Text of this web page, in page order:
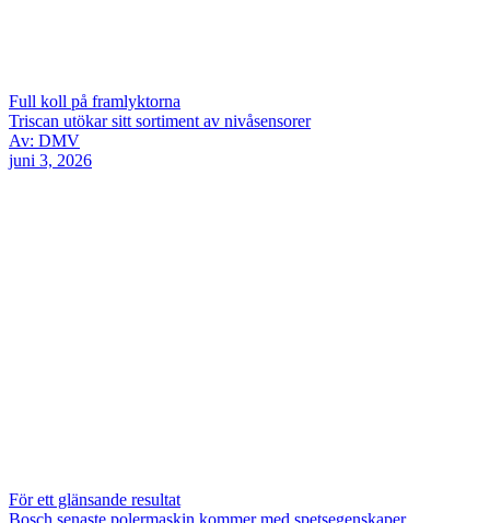
Full koll på framlyktorna
Triscan utökar sitt sortiment av nivåsensorer
Av: DMV
juni 3, 2026
För ett glänsande resultat
Bosch senaste polermaskin kommer med spetsegenskaper